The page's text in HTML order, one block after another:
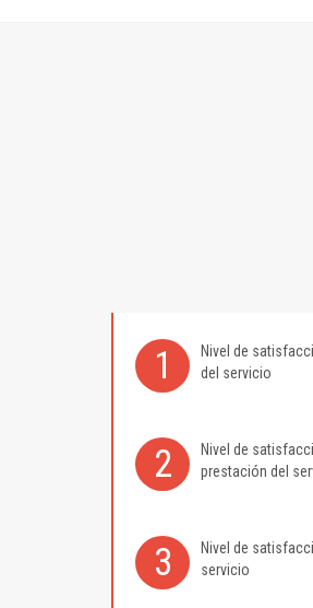
1 Nivel de
del servicio
2 Nivel de
prestación del
3 Nivel de
servicio